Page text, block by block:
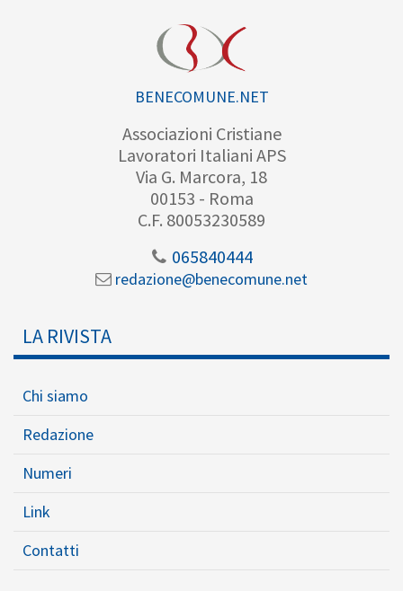
BENECOMUNE.NET
Associazioni Cristiane
Lavoratori Italiani APS
Via G. Marcora, 18
00153 - Roma
C.F. 80053230589
065840444
redazione@benecomune.net
LA RIVISTA
Chi siamo
Redazione
Numeri
Link
Contatti